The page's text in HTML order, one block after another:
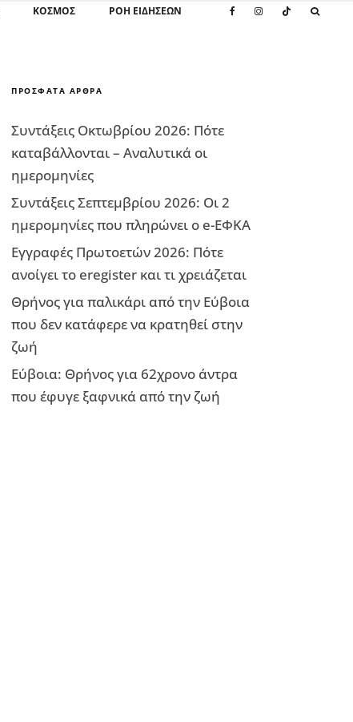
ΚΌΣΜΟΣ ΡΟΗ ΕΙΔΗΣΕΩΝ
ΠΡΌΣΦΑΤΑ ΆΡΘΡΑ
Συντάξεις Οκτωβρίου 2026: Πότε
καταβάλλονται – Αναλυτικά οι
ημερομηνίες
Συντάξεις Σεπτεμβρίου 2026: Οι 2
ημερομηνίες που πληρώνει ο e-ΕΦΚΑ
Εγγραφές Πρωτοετών 2026: Πότε
ανοίγει το eregister και τι χρειάζεται
Θρήνος για παλικάρι από την Εύβοια
που δεν κατάφερε να κρατηθεί στην
ζωή
Εύβοια: Θρήνος για 62χρονο άντρα
που έφυγε ξαφνικά από την ζωή